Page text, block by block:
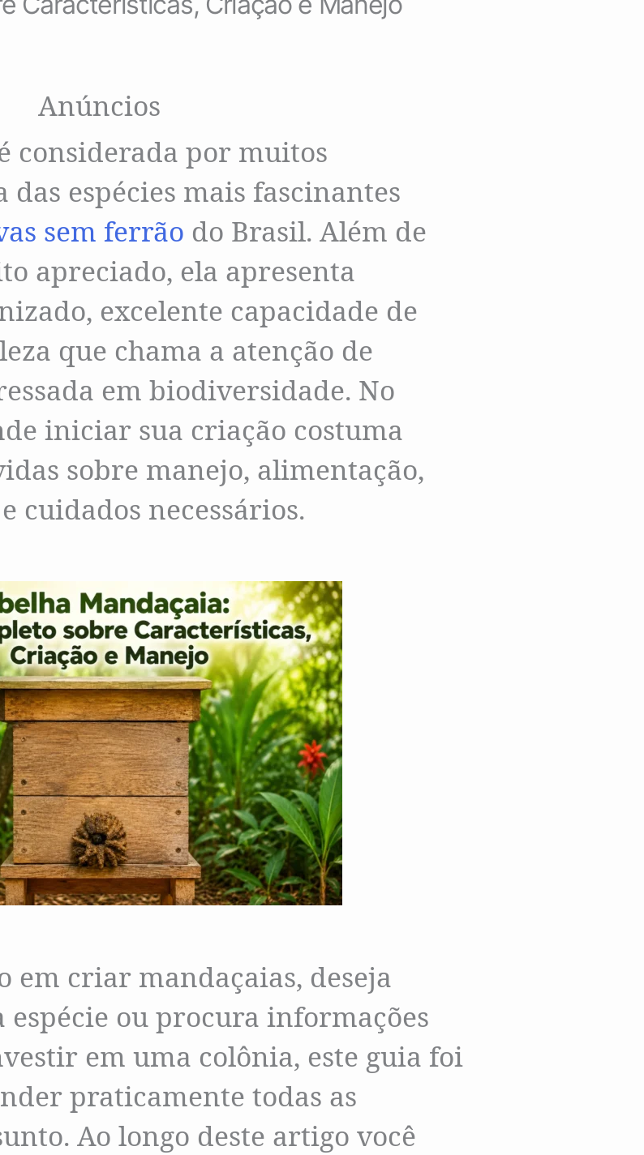
Anúncios
considerada por muitos
espécies mais fascinantes
sem ferrão do Brasil. Além de
apreciado, ela apresenta
excelente capacidade de
que chama a atenção de
em biodiversidade. No
iniciar sua criação costuma
sobre manejo, alimentação,
cuidados necessários.
em criar mandaçaias, deseja
espécie ou procura informações
em uma colônia, este guia foi
praticamente todas as
Ao longo deste artigo você